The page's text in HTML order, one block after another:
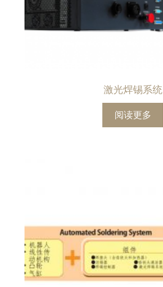
激光焊锡系统
阅读更多